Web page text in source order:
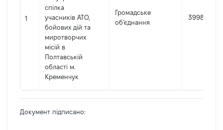
1
спілка
учасників АТО,
бойових дій та
миротворчих
місій в
Полтавській
області м.
Кременчук
Громадське
об’єднання
39986390
Документ підписано: